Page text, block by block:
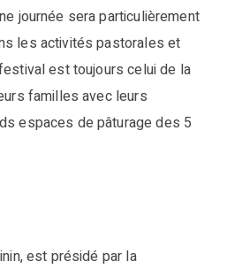
journée sera particulièrement
les activités pastorales et
est toujours celui de la
familles avec leurs
espaces de pâturage des 5
est présidé par la